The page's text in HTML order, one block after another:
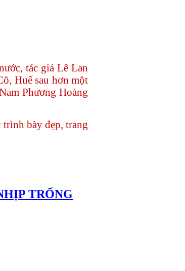
tác giả Lê Lan
Huế sau hơn một
Phương Hoàng
bày đẹp, trang
TRỐNG